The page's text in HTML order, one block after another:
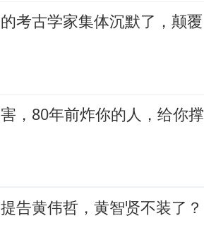
考古学家集体沉默了，颠覆
，80年前炸你的人，给你撑
告黄伟哲，黄智贤不装了？